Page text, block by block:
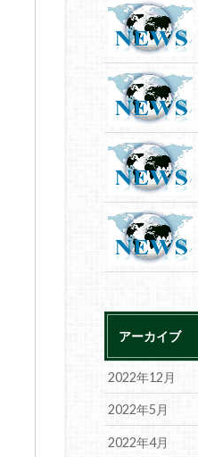
アーカイブ
2022年12月
2022年5月
2022年4月